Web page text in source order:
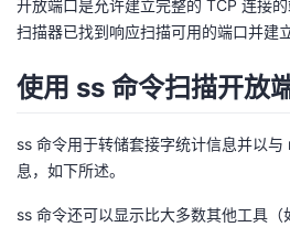
发
者
学
Programs
的
支
持
开放端口是允许建立完整的 TCP 连接
扫描器已找到响应扫描可用的端口并建
使用 ss 命令扫描开放
ss 命令用于转储套接字统计信息并以
息，如下所述。
ss 命令还可以显示比大多数其他工具